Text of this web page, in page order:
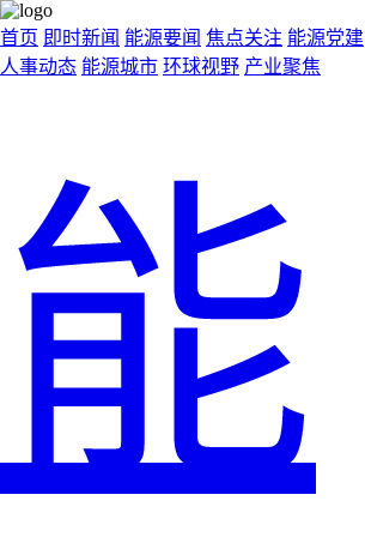
首页 即时新闻 能源要闻 焦点关注 能源党建
人事动态 能源城市 环球视野 产业聚焦
能